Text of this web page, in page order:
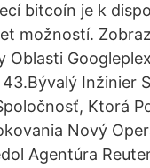
bitcoín je k
možností.
Oblasti
Inžinier
Ktorá
Nový
Agentúra